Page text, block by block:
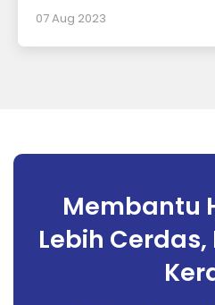
07 Aug 2023
Membantu
Lebih